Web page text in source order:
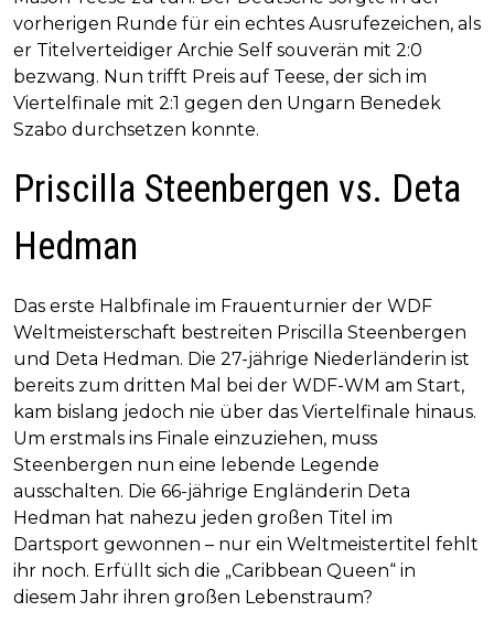
vorherigen Runde für ein echtes Ausrufezeichen, als
er Titelverteidiger Archie Self souverän mit 2:0
bezwang. Nun trifft Preis auf Teese, der sich im
Viertelfinale mit 2:1 gegen den Ungarn Benedek
Szabo durchsetzen konnte.
Priscilla Steenbergen vs. Deta
Hedman
Das erste Halbfinale im Frauenturnier der WDF
Weltmeisterschaft bestreiten Priscilla Steenbergen
und Deta Hedman. Die 27-jährige Niederländerin ist
bereits zum dritten Mal bei der WDF-WM am Start,
kam bislang jedoch nie über das Viertelfinale hinaus.
Um erstmals ins Finale einzuziehen, muss
Steenbergen nun eine lebende Legende
ausschalten. Die 66-jährige Engländerin Deta
Hedman hat nahezu jeden großen Titel im
Dartsport gewonnen – nur ein Weltmeistertitel fehlt
ihr noch. Erfüllt sich die „Caribbean Queen“ in
diesem Jahr ihren großen Lebenstraum?